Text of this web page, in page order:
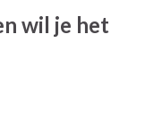
wil je het